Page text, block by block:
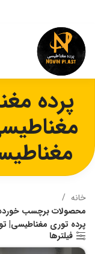
پرده
خانه
محصولات برچسب
پرده توری مغناطیسی|
فیلترها